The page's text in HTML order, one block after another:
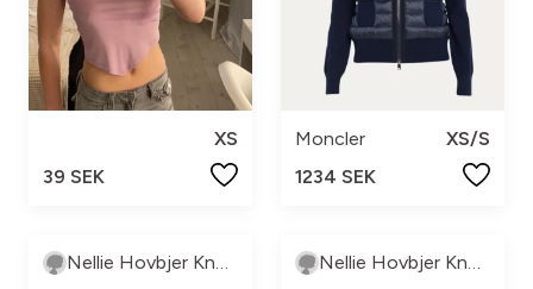
XS
39 SEK
Moncler
XS/S
1234 SEK
Nellie Hovbjer Knutsson Nellie Hovbjer Knutsson